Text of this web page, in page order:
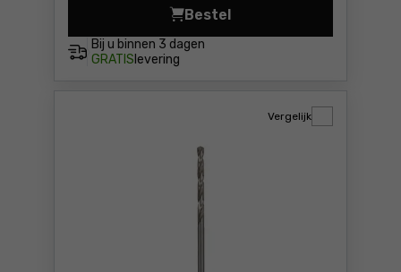
Bij u binnen 3 dagen
GRATIS levering
Bestel
Metaalboor HSS-G, 12mm
Vergelijk